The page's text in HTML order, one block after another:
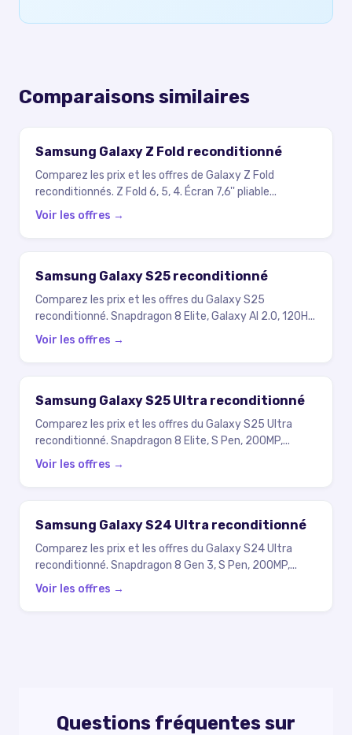
Comparaisons similaires
Samsung Galaxy Z Fold reconditionné
Comparez les prix et les offres de Galaxy Z Fold
reconditionnés. Z Fold 6, 5, 4. Écran 7,6'' pliable...
Voir les offres →
Samsung Galaxy S25 reconditionné
Comparez les prix et les offres du Galaxy S25
reconditionné. Snapdragon 8 Elite, Galaxy AI 2.0, 120H...
Voir les offres →
Samsung Galaxy S25 Ultra reconditionné
Comparez les prix et les offres du Galaxy S25 Ultra
reconditionné. Snapdragon 8 Elite, S Pen, 200MP,...
Voir les offres →
Samsung Galaxy S24 Ultra reconditionné
Comparez les prix et les offres du Galaxy S24 Ultra
reconditionné. Snapdragon 8 Gen 3, S Pen, 200MP,...
Voir les offres →
Questions fréquentes sur